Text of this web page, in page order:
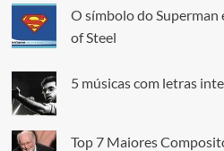
O símbolo do
of Steel
5 músicas com letras
Top 7 Maiores